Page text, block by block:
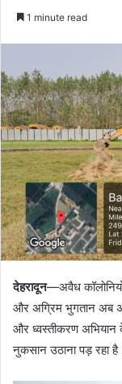
1 minute read
देहरादून—अवैध
और अग्रिम भुगतान अब
और ध्वस्तीकरण अभियान
नुकसान उठाना पड़ रहा